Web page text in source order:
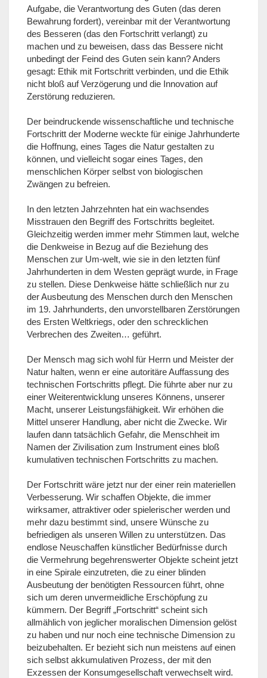
Aufgabe, die Verantwortung des Guten (das deren
Bewahrung fordert), vereinbar mit der Verantwortung
des Besseren (das den Fortschritt verlangt) zu
machen und zu beweisen, dass das Bessere nicht
unbedingt der Feind des Guten sein kann? Anders
gesagt: Ethik mit Fortschritt verbinden, und die Ethik
nicht bloß auf Verzögerung und die Innovation auf
Zerstörung reduzieren.
Der beindruckende wissenschaftliche und technische
Fortschritt der Moderne weckte für einige Jahrhunderte
die Hoffnung, eines Tages die Natur gestalten zu
können, und vielleicht sogar eines Tages, den
menschlichen Körper selbst von biologischen
Zwängen zu befreien.
In den letzten Jahrzehnten hat ein wachsendes
Misstrauen den Begriff des Fortschritts begleitet.
Gleichzeitig werden immer mehr Stimmen laut, welche
die Denkweise in Bezug auf die Beziehung des
Menschen zur Um-welt, wie sie in den letzten fünf
Jahrhunderten in dem Westen geprägt wurde, in Frage
zu stellen. Diese Denkweise hätte schließlich nur zu
der Ausbeutung des Menschen durch den Menschen
im 19. Jahrhunderts, den unvorstellbaren Zerstörungen
des Ersten Weltkriegs, oder den schrecklichen
Verbrechen des Zweiten… geführt.
Der Mensch mag sich wohl für Herrn und Meister der
Natur halten, wenn er eine autoritäre Auffassung des
technischen Fortschritts pflegt. Die führte aber nur zu
einer Weiterentwicklung unseres Könnens, unserer
Macht, unserer Leistungsfähigkeit. Wir erhöhen die
Mittel unserer Handlung, aber nicht die Zwecke. Wir
laufen dann tatsächlich Gefahr, die Menschheit im
Namen der Zivilisation zum Instrument eines bloß
kumulativen technischen Fortschritts zu machen.
Der Fortschritt wäre jetzt nur der einer rein materiellen
Verbesserung. Wir schaffen Objekte, die immer
wirksamer, attraktiver oder spielerischer werden und
mehr dazu bestimmt sind, unsere Wünsche zu
befriedigen als unseren Willen zu unterstützen. Das
endlose Neuschaffen künstlicher Bedürfnisse durch
die Vermehrung begehrenswerter Objekte scheint jetzt
in eine Spirale einzutreten, die zu einer blinden
Ausbeutung der benötigten Ressourcen führt, ohne
sich um deren unvermeidliche Erschöpfung zu
kümmern. Der Begriff „Fortschritt“ scheint sich
allmählich von jeglicher moralischen Dimension gelöst
zu haben und nur noch eine technische Dimension zu
beizubehalten. Er bezieht sich nun meistens auf einen
sich selbst akkumulativen Prozess, der mit den
Exzessen der Konsumgesellschaft verwechselt wird.